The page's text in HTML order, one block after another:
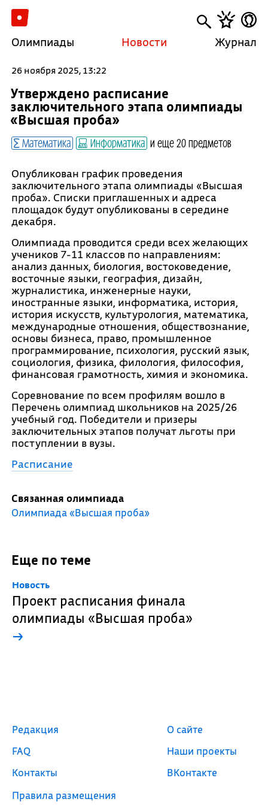
Олимпиады Новости Журнал
26 ноября 2025, 13:22
Утверждено расписание
заключительного этапа олимпиады
«Высшая проба»
Математика Информатика и еще 20 предметов
Опубликован график проведения
заключительного этапа олимпиады «Высшая
проба». Списки приглашенных и адреса
площадок будут опубликованы в середине
декабря.
Олимпиада проводится среди всех желающих
учеников 7-11 классов по направлениям:
анализ данных, биология, востоковедение,
восточные языки, география, дизайн,
журналистика, инженерные науки,
иностранные языки, информатика, история,
история искусств, культурология, математика,
международные отношения, обществознание,
основы бизнеса, право, промышленное
программирование, психология, русский язык,
социология, физика, филология, философия,
финансовая грамотность, химия и экономика.
Соревнование по всем профилям вошло в
Перечень олимпиад школьников на 2025/26
учебный год. Победители и призеры
заключительных этапов получат льготы при
поступлении в вузы.
Расписание
Связанная олимпиада
Олимпиада «Высшая проба»
Еще по теме
Новость
Проект расписания финала
олимпиады «Высшая проба»
→
Редакция
FAQ
Контакты
Правила размещения
О сайте
Наши проекты
ВКонтакте